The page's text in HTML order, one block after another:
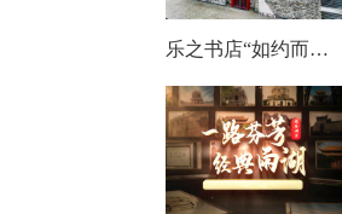
乐之书店“如约而至”：静享阅读时光，尽享诗意人生